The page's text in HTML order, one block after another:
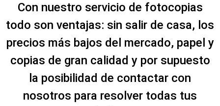
Con nuestro servicio de fotocopias
todo son ventajas: sin salir de casa, los
precios más bajos del mercado, papel y
copias de gran calidad y por supuesto
la posibilidad de contactar con
nosotros para resolver todas tus